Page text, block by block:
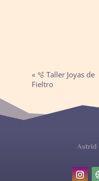
Navegación
del
Evento
« 🫧 Taller Joyas de
Fieltro
Astrid